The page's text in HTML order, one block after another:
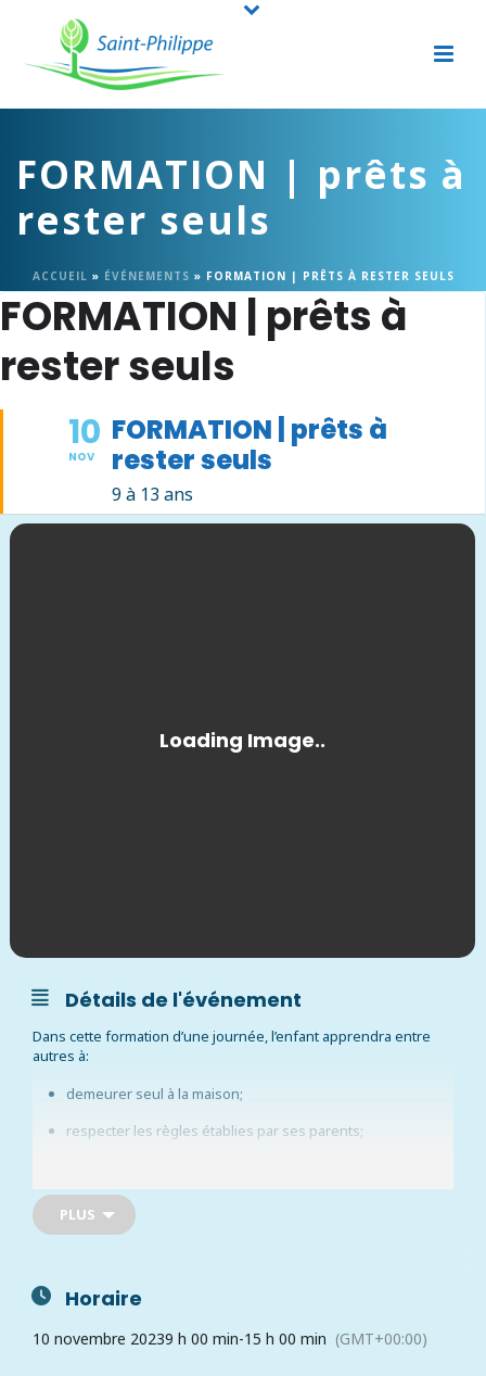
FORMATION | prêts à
rester seuls
ACCUEIL » ÉVÉNEMENTS » FORMATION | PRÊTS À RESTER SEULS
FORMATION | prêts à
rester seuls
10
NOV
FORMATION | prêts à
rester seuls
9 à 13 ans
Détails de l'événement
Dans cette formation d’une journée, l’enfant apprendra entre
autres à:
demeurer seul à la maison;
respecter les règles établies par ses parents;
assurer sa sécurité.
canadienne.
PLUS
Horaire
10 novembre 20239 h 00 min-15 h 00 min (GMT+00:00)